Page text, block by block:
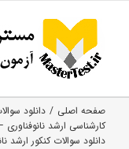
content
صفحه اصلی
دانلود
کارشناسی ارشد نانوفناوری
دانلود سوالات کنکور ارشد